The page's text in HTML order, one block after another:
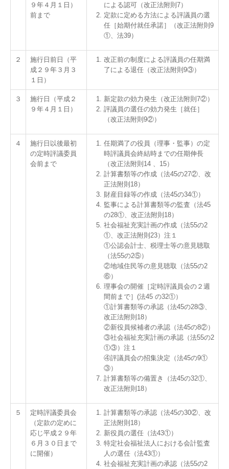
９年４月１日）
前まで
による認可（改正法附則7）
定款に定める方法による評議員の選
任［始期付就任承諾］（改正法附則9
①、法39）
２
施行日前日（平
成２９年３月３
１日）
改正前の制度による評議員の任期満
了による退任（改正法附則9③）
３
施行日（平成２
９年４月１日）
新定款の効力発生（改正法附則7②）
評議員の選任の効力発生［就任］
（改正法附則9②）
４
施行日以後最初
の定時評議委員
会前まで
任期満了の役員（理事・監事）の定
時評議員会終結時までの任期伸長
（改正法附則14 、15）
計算書類等の作成（法45の27②、改
正法附則18）
財産目録等の作成（法45の34①）
監事による計算書類等の監査（法45
の28①、改正法附則18）
社会福祉充実計画の作成（法55の2
①、改正法附則23）注１
①公認会計士、税理士等の意見聴取
（法55の2⑤）
②地域住民等の意見聴取（法55の2
⑥）
理事会の開催［定時評議員会の２週
間前まで］(法45 の32①）
①計算書類等の承認（法45の28③、
改正法附則18）
②新役員候補者の承認（法45の8②）
③社会福祉充実計画の承認（法55の2
①③）注１
④評議員会の招集決定（法45の9①
③）
計算書類等の備置き（法45の32①、
改正法附則18）
５
定時評議委員会
（定款の定めに
応じ平成２９年
６月３０日まで
に開催）
計算書類等の承認（法45の30②、改
正法附則18）
新役員の選任（法43①）
特定社会福祉法人における会計監査
人の選任（法43①）
社会福祉充実計画の承認（法55の2